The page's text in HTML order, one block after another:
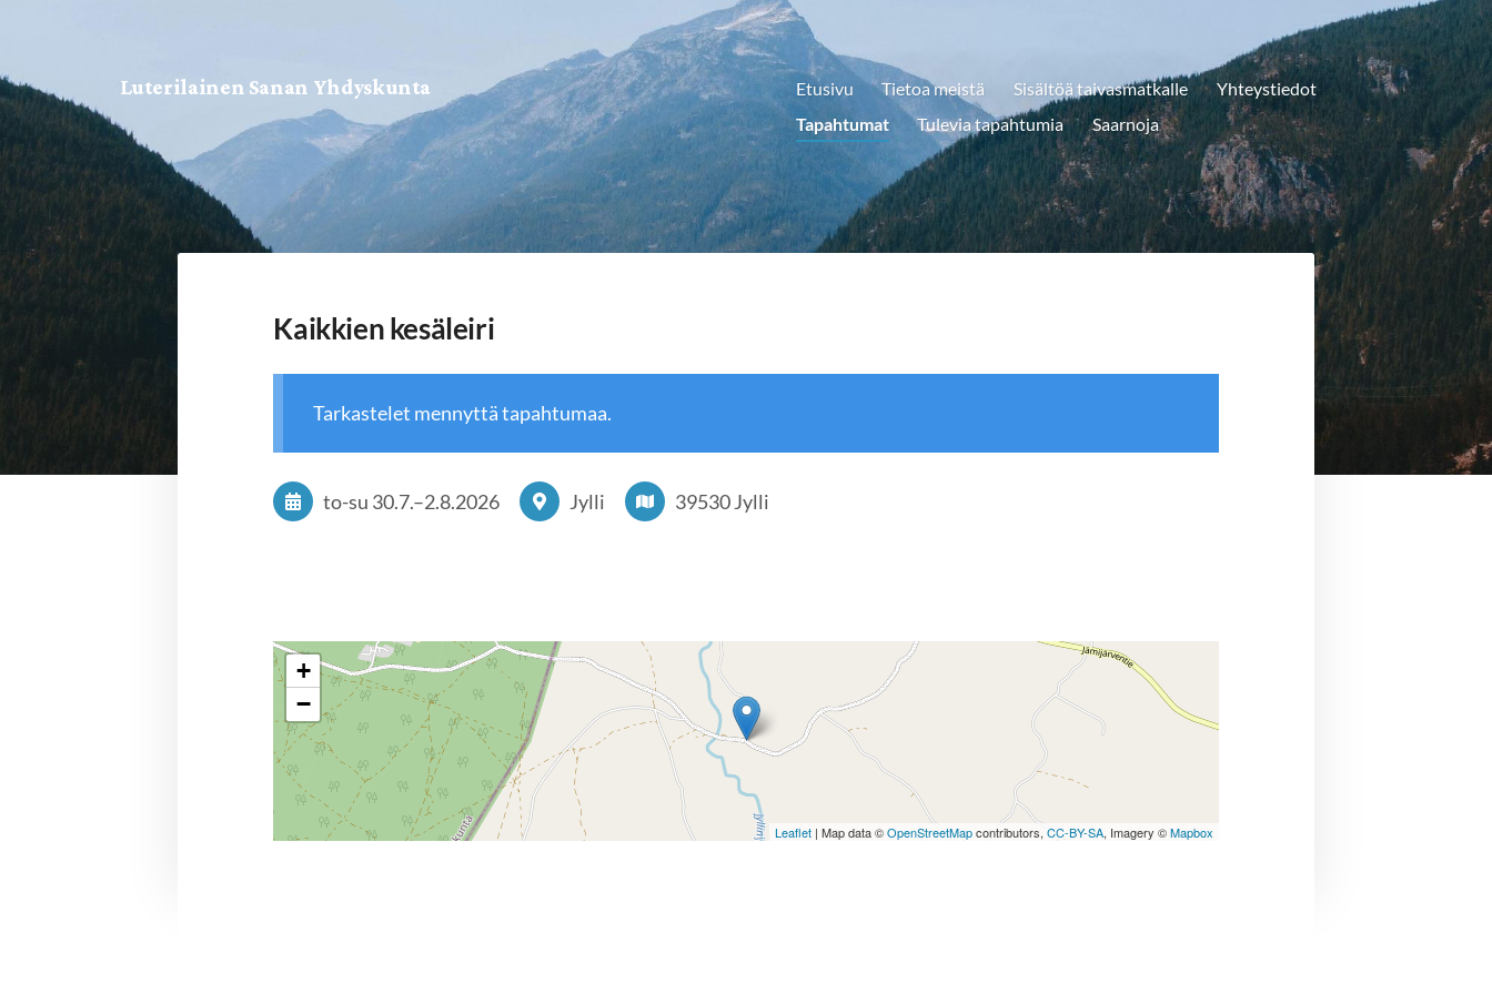
sisältöön
Luterilainen Sanan Yhdyskunta Etusivu Tietoa meistä Sisältöä taivasmatkalle
Yhteystiedot
Tapahtumat
Tulevia tapahtumia Saarnoja
Kaikkien kesäleiri
Tarkastelet mennyttä tapahtumaa.
to-su 30.7.–2.8.2026 Jylli 39530 Jylli
+
−
Leaflet| Map data ©OpenStreetMapcontributors, CC-BY-SA, Imagery ©Mapbox